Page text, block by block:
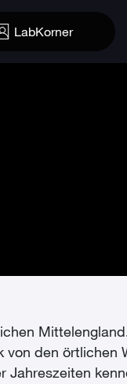
LabKorner
den örtlichen
Jahreszeiten